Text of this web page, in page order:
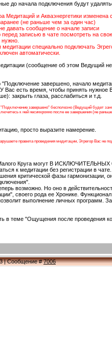
до начала подключения будут
Медитаций и Акваэнергетики изменена
(не раньше чем за один час)
давать сообщение о начале записи
записью в чате посмотреть на
специально подключать
автоматически.
(сообщение об этом Ведущий
завершено, начало
Вас есть время, чтобы принять нужное
закрыть глаза, расслабиться и т.д.
завершено" бесполезно (Ведущий будет
к ней несинхронно после ее завершения (не
просто выразите намерение.
правила проведения медитации, Эгрегор Вас не
Малого Круга могут В
к медитации без регистрации в
критической фазы гармонизации,
возможно. Но оно в
своего рода ее Хронике.
выполнение личных программ.
в теме "Ощущения после проведения
| Сообщение #7006